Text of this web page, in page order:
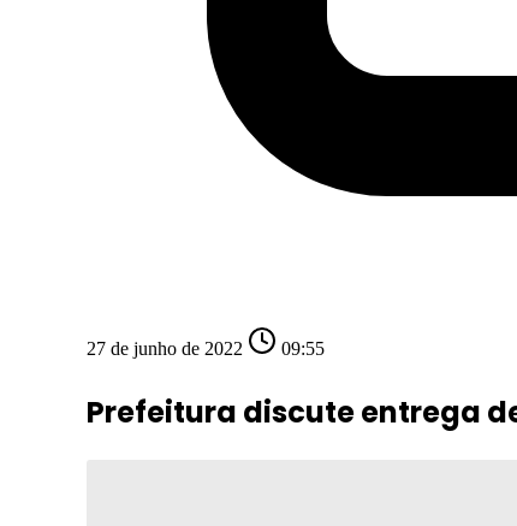
27 de junho de 2022 09:55
Prefeitura discute entrega